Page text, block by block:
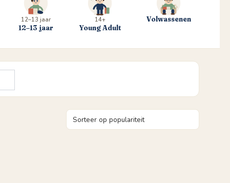
12–13 jaar
12–13 jaar
14+
Young Adult
Volwassenen